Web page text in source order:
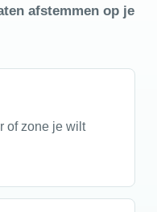
afstemmen op je
of zone je wilt